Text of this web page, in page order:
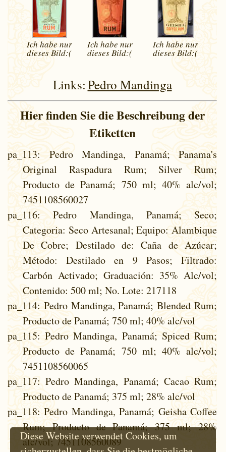
Ich habe nur
diesesBild:(
Ich habe nur
diesesBild:(
Ich habe nur
diesesBild:(
Links:Pedro Mandinga
Hier finden Sie die Beschreibung der
Etiketten
pa_113: Pedro Mandinga, Panamá; Panama's
Original Raspadura Rum; Silver Rum;
Producto de Panamá; 750 ml; 40% alc/vol;
7451108560027
pa_116: Pedro Mandinga, Panamá; Seco;
Categoria: Seco Artesanal; Equipo: Alambique
De Cobre; Destilado de: Caña de Azúcar;
Método: Destilado en 9 Pasos; Filtrado:
Carbón Activado; Graduación: 35% Alc/vol;
Contenido: 500 ml; No. Lote: 217118
pa_114: Pedro Mandinga, Panamá; Blended Rum;
Producto de Panamá; 750 ml; 40% alc/vol
pa_115: Pedro Mandinga, Panamá; Spiced Rum;
Producto de Panamá; 750 ml; 40% alc/vol;
7451108560065
pa_117: Pedro Mandinga, Panamá; Cacao Rum;
Producto de Panamá; 375 ml; 28% alc/vol
pa_118: Pedro Mandinga, Panamá; Geisha Coffee
Rum; Producto de Panamá; 375 ml; 28%
alc/vol; 7451108560089
Diese Website verwendet Cookies, um